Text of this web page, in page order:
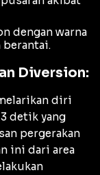
dengan warna
Diversion:
diri
detik yang
pergerakan
ini dari area